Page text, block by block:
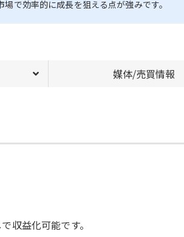
で効率的に成長を狙える点が強みです。
媒体/売買情報
収益化可能です。